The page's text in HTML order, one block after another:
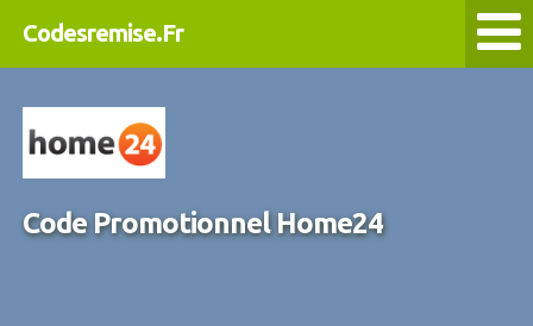
Codesremise.Fr
Code Promotionnel Home24